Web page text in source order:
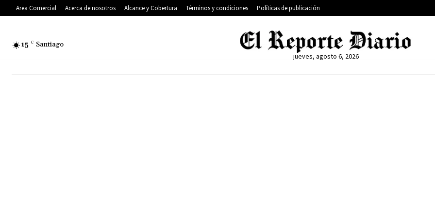
Area Comercial Acerca de nosotros Alcance y Cobertura Términos y condiciones Políticas de publicación
15 C Santiago
jueves, agosto 6, 2026